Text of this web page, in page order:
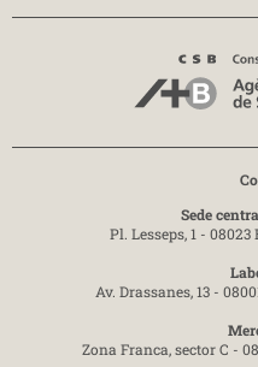
Sede
Pl. Lesseps, 1 -
Av. Drassanes, 13 -
Zona Franca, sector C -